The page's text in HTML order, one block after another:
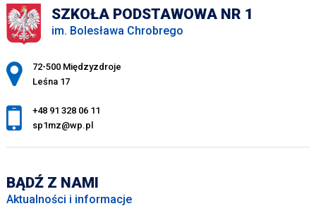
SZKOŁA PODSTAWOWA NR 1
im. Bolesława Chrobrego
Adres pocztowy:
72-500 Międzyzdroje
Leśna 17
+48 91 328 06 11
sp1mz@wp.pl
BĄDŹ Z NAMI
Aktualności i informacje